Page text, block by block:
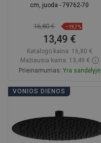
cm, juoda - 79762-70
16,80 € −19,7%
13,49 €
Katalogo kaina: 16,80 €
Mažiausia kaina: 13,49 €
Prieinamumas: Yra sandėlyje
Į krepšelį
VONIOS DIENOS